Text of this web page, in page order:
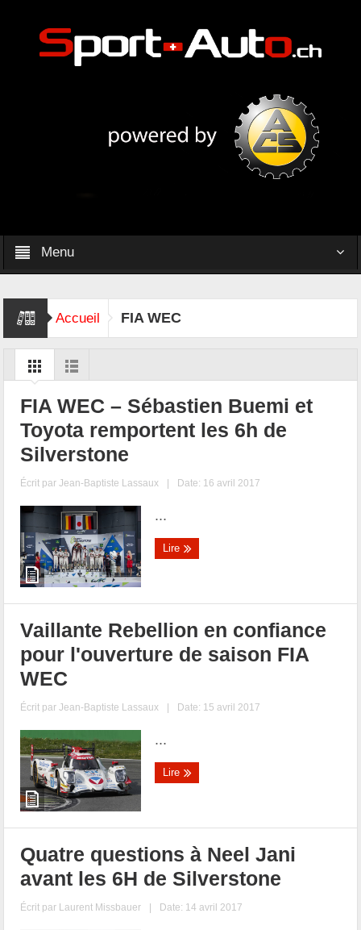
Menu
Accueil FIA WEC
FIA WEC – Sébastien Buemi et
Toyota remportent les 6h de
Silverstone
Écrit parJean-Baptiste Lassaux | Date: 16 avril 2017
...
Lire
Vaillante Rebellion en confiance
pour l'ouverture de saison FIA
WEC
Écrit parJean-Baptiste Lassaux | Date: 15 avril 2017
...
Lire
Quatre questions à Neel Jani
avant les 6H de Silverstone
Écrit par Laurent Missbauer | Date: 14 avril 2017